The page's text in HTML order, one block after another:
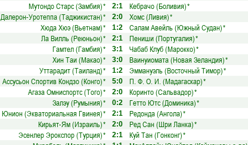
Мутондо Старс (Замбия)* 2:1 Кебрачо (Боливия)*
Далерон-Уротеппа (Таджикистан)* 2:0 Хомс (Ливия)*
Хюда Хюэ (Вьетнам)* 1:2 Салам Авейль (Южный Судан)*
Ла Вилль (Реюньон)* 2:1 Пениши (Португалия)*
Гамтел (Гамбия)* 3:1 Чабаб Клуб (Марокко)*
Хин Таи (Макао)* 3:0 Ваинуиомата (Новая Зеландия)*
Уттарадит (Таиланд)* 1:2 Эммануэль (Восточный Тимор)*
Ассусьон Спортив Кондзо (Конго)* 5:0 П. Ф. О. И. (Мадагаскар)*
Агаза Омниспортс (Того)* 2:0 Коринто (Сальвадор)*
Залэу (Румыния)* 0:2 Гетто Ютс (Доминика)*
Юнион (Экваториальная Гвинея)* 2:1 Редонда (Ангола)*
Кирьят-Ям (Израиль)* 2:0 Ред Сан (Шри Ланка)*
Эсенлер Эрокспор (Турция)* 2:1 Куй Тан (Гонконг)*